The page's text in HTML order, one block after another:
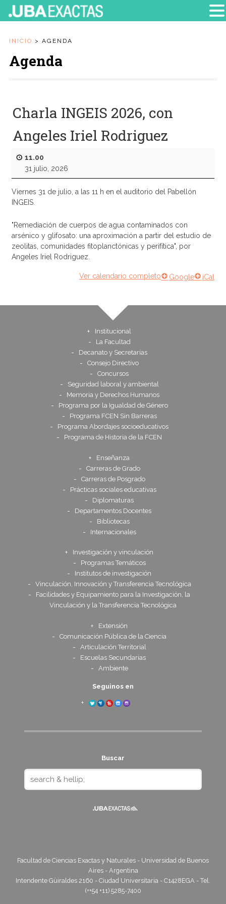
INICIO > AGENDA
Agenda
Charla INGEIS 2026, con
Angeles Iriel Rodriguez
11.00
31 julio, 2026
Viernes 31 de julio, a las 11 h en el auditorio del Pabellón
INGEIS.
"Remediación de cuerpos de agua contaminados con
arsénico y glifosato: una aproximación a partir del estudio de
zeolitas, comunidades fitoplanctónicas y perifítica", por
Angeles Iriel Rodriguez.
iCal
Google
Ver calendario completo
Institucional
La Facultad
Decanato y Secretarías
Consejo Directivo
Concursos
Seguridad laboral y ambiental
Memoria y Derechos Humanos
Programa por la Igualdad de Género
Programa FCEN Sin Barreras
Programa Abordajes socioeducativos
Programa de Historia de la FCEN
Enseñanza
Carreras de Grado
Carreras de Posgrado
Prácticas sociales educativas
Diplomaturas
Departamentos Docentes
Bibliotecas
Internacionales
Investigación y vinculación
Programas Temáticos
Institutos de investigación
Vinculación, Innovación y Transferencia Tecnológica
Facilidades y Equipamiento para la Investigación, la
Vinculación y la Transferencia Tecnológica
Extensión
Comunicación Pública de la Ciencia
Articulación Territorial
Escuelas Secundarias
Ambiente
Seguinos en
Buscar
Facultad de Ciencias Exactas y Naturales - Universidad de Buenos
Aires - Argentina
Intendente Güiraldes 2160 - Ciudad Universitaria - C1428EGA - Tel.
(++54 +11) 5285-7400